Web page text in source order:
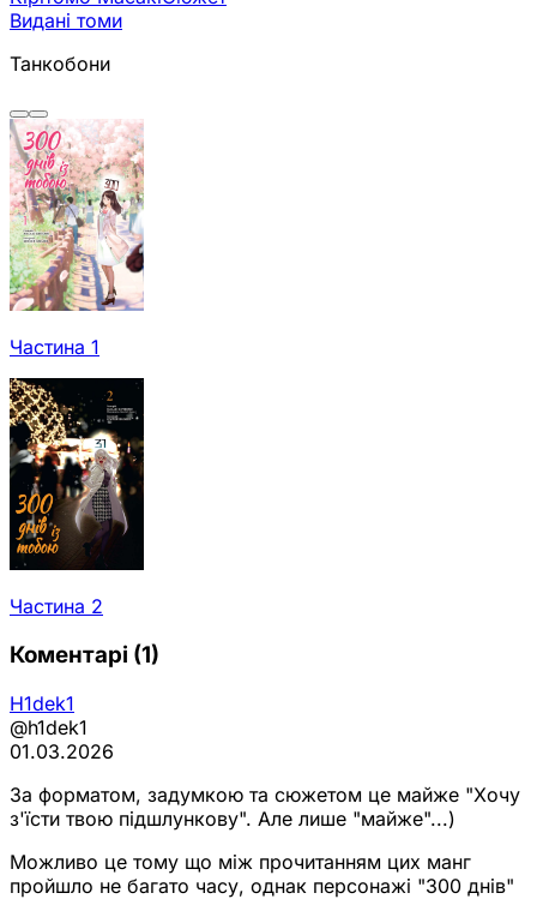
Видані томи
Танкобони
Частина 1
Частина 2
Коментарі (1)
H1dek1
@h1dek1
01.03.2026
За форматом, задумкою та сюжетом це майже "Хочу
з'їсти твою підшлункову". Але лише "майже"...)
Можливо це тому що між прочитанням цих манг
пройшло не багато часу, однак персонажі "300 днів"